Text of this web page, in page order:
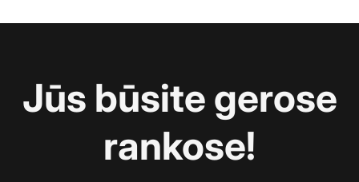
Jūs būsite gerose
rankose!